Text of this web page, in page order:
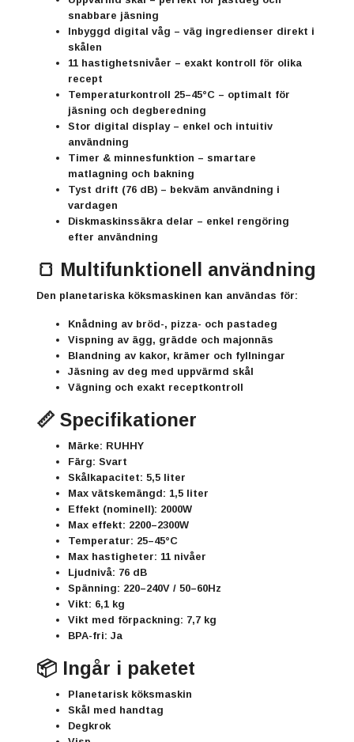
snabbare jäsning
Inbyggd digital våg – väg ingredienser direkt i
skålen
11 hastighetsnivåer – exakt kontroll för olika
recept
Temperaturkontroll 25–45°C – optimalt för
jäsning och degberedning
Stor digital display– enkel och intuitiv
användning
Timer & minnesfunktion – smartare
matlagning och bakning
Tyst drift (76 dB) – bekväm användning i
vardagen
Diskmaskinssäkra delar – enkel rengöring
efter användning
🍞 Multifunktionell användning
Den planetariska köksmaskinen kan användas för:
Knådning av bröd-, pizza- och pastadeg
Vispning av ägg, grädde och majonnäs
Blandning av kakor, krämer och fyllningar
Jäsning av deg med uppvärmd skål
Vägning och exakt receptkontroll
📏 Specifikationer
Märke: RUHHY
Färg: Svart
Skålkapacitet: 5,5 liter
Max vätskemängd: 1,5 liter
Effekt (nominell): 2000W
Max effekt: 2200–2300W
Temperatur: 25–45°C
Max hastigheter: 11 nivåer
Ljudnivå: 76 dB
Spänning: 220–240V / 50–60Hz
Vikt: 6,1 kg
Vikt med förpackning: 7,7 kg
BPA-fri: Ja
📦 Ingår i paketet
Planetarisk köksmaskin
Skål med handtag
Degkrok